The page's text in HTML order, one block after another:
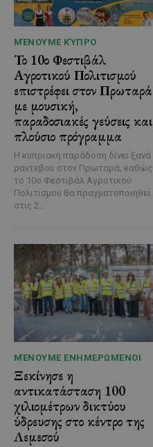
ΜΈΝΟΥΜΕ ΚΎΠΡΟ
Το 10ο Φεστιβάλ
Αγροτικού Πολιτισμού
επιστρέφει στον Πρωταρά
με μουσική,
παραδοσιακές γεύσεις και
πλούσιο πρόγραμμα
Η κυπριακή παράδοση δίνει ξανά
ραντεβού στον Πρωταρά, καθώς
το 10ο Φεστιβάλ Αγροτικού
Πολιτισμού θα πραγματοποιηθεί
στις 2...
ΜΈΝΟΥΜΕ ΕΝΗΜΕΡΩΜΈΝΟΙ
Ξεκίνησε η
αντικατάσταση 100
χιλιομέτρων δικτύου
ύδρευσης στο κέντρο της
Λεμεσού